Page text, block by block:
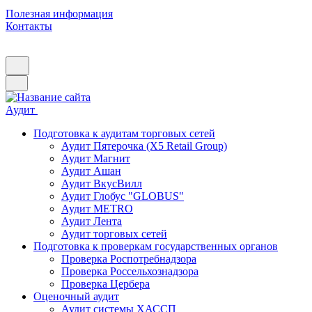
Полезная информация
Контакты
Аудит
Подготовка к аудитам торговых сетей
Аудит Пятерочка (X5 Retail Group)
Аудит Магнит
Аудит Ашан
Аудит ВкусВилл
Аудит Глобус "GLOBUS"
Аудит METRO
Аудит Лента
Аудит торговых сетей
Подготовка к проверкам государственных органов
Проверка Роспотребнадзора
Проверка Россельхознадзора
Проверка Цербера
Оценочный аудит
Аудит системы ХАССП